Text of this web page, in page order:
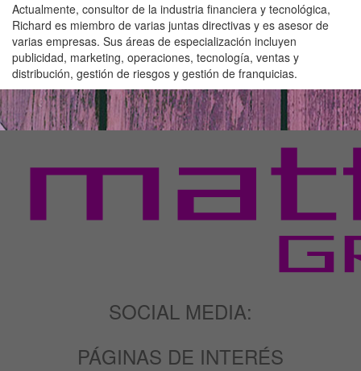
Actualmente, consultor de la industria financiera y tecnológica,
Richard es miembro de varias juntas directivas y es asesor de
varias empresas. Sus áreas de especialización incluyen
publicidad, marketing, operaciones, tecnología, ventas y
distribución, gestión de riesgos y gestión de franquicias.
SOCIAL MEDIA:
PÁGINAS DE INTERÉS